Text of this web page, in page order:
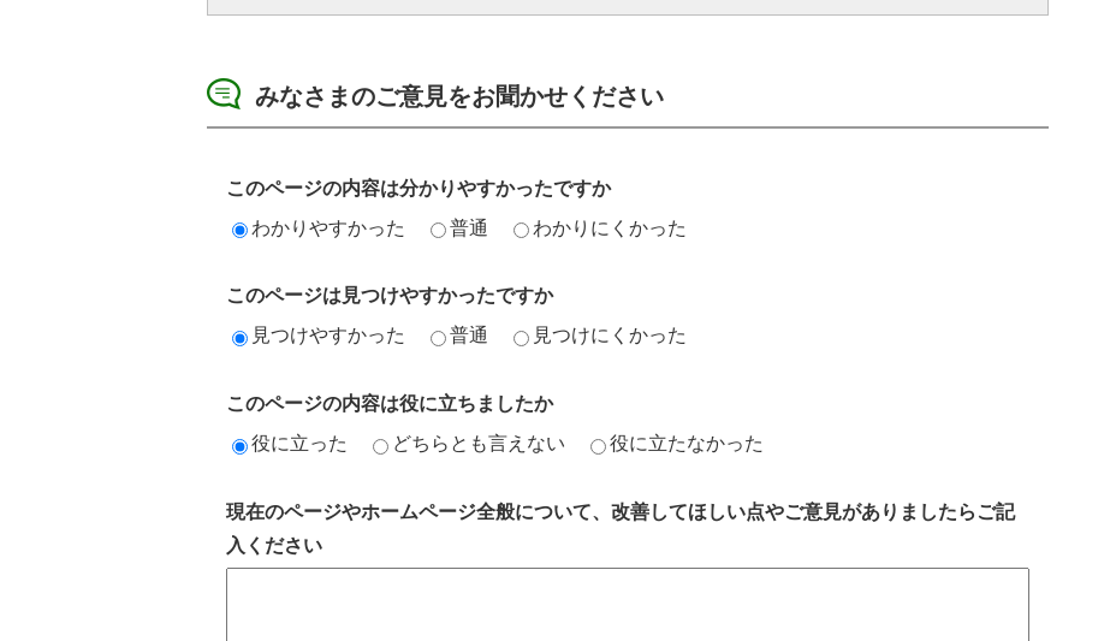
みなさまのご意見をお聞かせください
このページの内容は分かりやすかったですか
わかりやすかった
普通 わかりにくかった
このページは見つけやすかったですか
見つけやすかった
普通 見つけにくかった
このページの内容は役に立ちましたか
役に立った
どちらとも言えない 役に立たなかった
現在のページやホームページ全般について、改善してほしい点やご意見がありましたらご記
入ください